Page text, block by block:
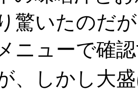
驚いたのだ
ニューで確
、しかし大